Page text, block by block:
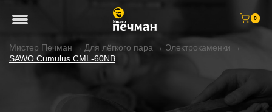
0
Мистер Печман → Для лёгкого пара → Электрокаменки →
SAWO Cumulus CML-60NB